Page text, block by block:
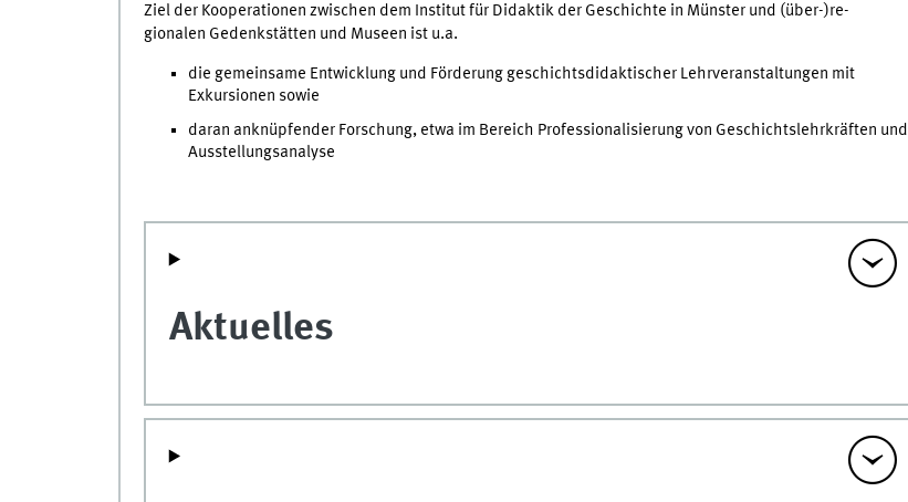
Ziel der Kooperationen zwischen dem Institut für Didaktik der Geschichte in Münster und (über-)re-
gionalen Gedenkstätten und Museen ist u.a.
die gemeinsame Entwicklung und Förderung geschichtsdidaktischer Lehrveranstaltungen mit
Exkursionen sowie
daran anknüpfender Forschung, etwa im Bereich Professionalisierung von Geschichtslehrkräften und
Ausstellungsanalyse
Aktuelles